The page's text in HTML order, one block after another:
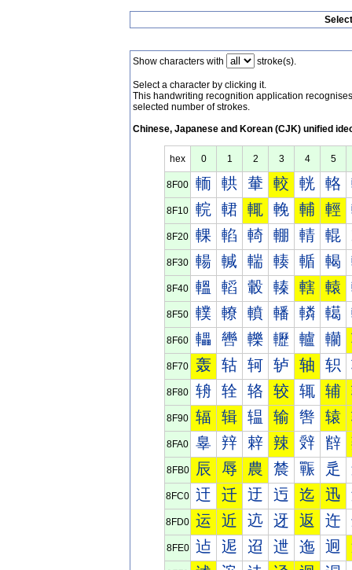
Show characters with stroke(s).
Select a character by clicking it.
This handwriting recognition application
selected number of strokes.
Chinese, Japanese and Korean (CJK) unified
hex 0 1 2 3 4 5
8F00 輀 輁 輂 較 輄 輅
8F10 輐 輑 輒 輓 輔 輕
8F20 輠 輡 輢 輣 輤 輥
8F30 輰 輱 輲 輳 輴 輵
8F40 轀 轁 轂 轃 轄 轅
8F50 轐 轑 轒 轓 轔 轕
8F60 轠 轡 轢 轣 轤 轥
8F70 轰 轱 轲 轳 轴 轵
8F80 辀 辁 辂 较 辄 辅
8F90 辐 辑 辒 输 辔 辕
8FA0 辠 辡 辢 辣 辤 辥
8FB0 辰 辱 農 辳 辴 辵
8FC0 迀 迁 迂 迃 迄 迅
8FD0 运 近 迒 迓 返 迕
8FE0 迠 迡 迢 迣 迤 迥